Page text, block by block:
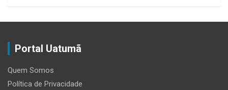
Portal Uatumã
Quem Somos
Política de Privacidade